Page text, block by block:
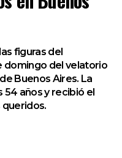
figuras del
del velatorio
Buenos Aires. La
54 años y recibió el